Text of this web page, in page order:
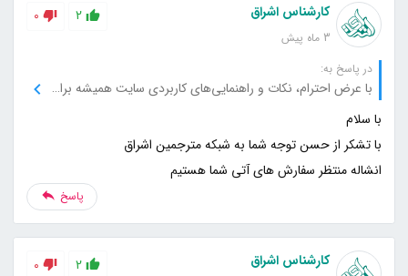
کارشناس اشراق
3 ماه پیش
2
0
در پاسخ به:
با عرض احترام، نکات و راهنمایی‌های کاربردی سایت همیشه برای من مفید بوده است، از شما بابت این خدمات عالی تشکر می‌کنم.
انشاله منتظر سفارش های آتی شما هستیم
پاسخ
کارشناس اشراق 2
0